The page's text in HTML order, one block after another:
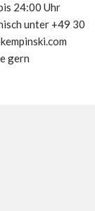
24:00 Uhr
unter +49 30
gern